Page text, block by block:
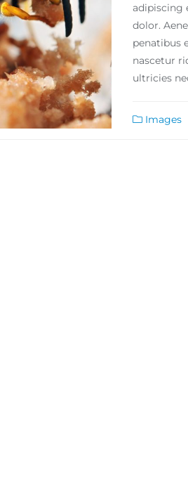
adipiscing
dolor.
penatibus
nascetur
ultricies
Images